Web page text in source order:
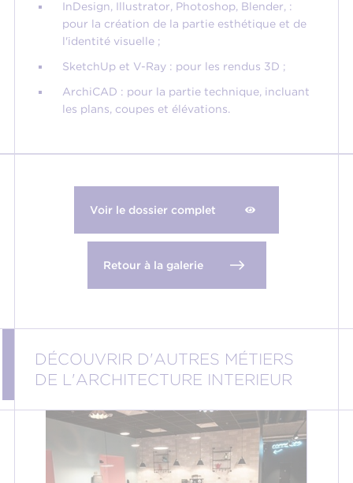
InDesign, Illustrator, Photoshop, Blender, :
pour la création de la partie esthétique et de
l'identité visuelle ;
SketchUp et V-Ray : pour les rendus 3D ;
ArchiCAD : pour la partie technique, incluant
les plans, coupes et élévations.
Voir le dossier complet
Retour à la galerie
DÉCOUVRIR D'AUTRES MÉTIERS
DE L'ARCHITECTURE INTERIEUR